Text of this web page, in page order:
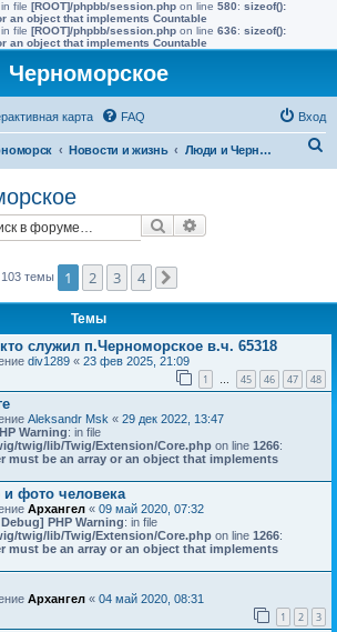
in file [ROOT]/phpbb/session.php on line 580: sizeof():
an object that implements Countable
in file [ROOT]/phpbb/session.php on line 636: sizeof():
an object that implements Countable
Черноморское
карта FAQ Вход
Новости и жизнь Люди и Черноморское
Поиск
103 темы 1 2 3 4
Темы
служил п.Черноморское в.ч. 65318
div1289 « 23 фев 2025, 21:09
1 … 45 46 47 48
Aleksandr Msk « 29 дек 2022, 13:47
Warning: in file
twig/lib/Twig/Extension/Core.php on line 1266:
must be an array or an object that implements
фото человека
Архангел « 09 май 2020, 07:32
PHP Warning: in file
twig/lib/Twig/Extension/Core.php on line 1266:
must be an array or an object that implements
Архангел « 04 май 2020, 08:31
1 2 3